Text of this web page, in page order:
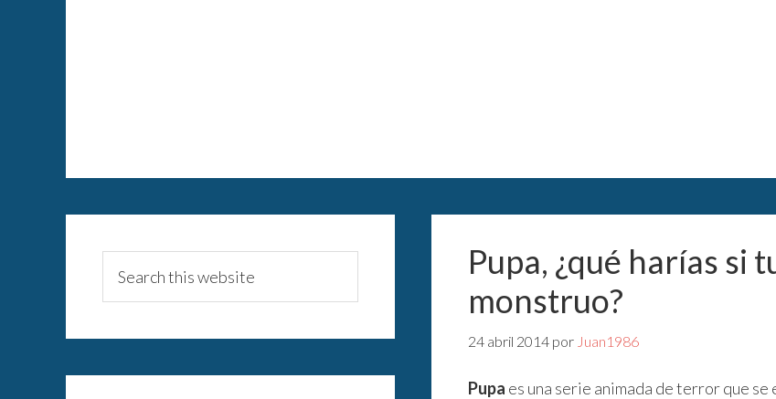
Pupa, ¿qué harías si
monstruo?
24 abril 2014 por Juan1986
Pupa es una serie animada de terror que